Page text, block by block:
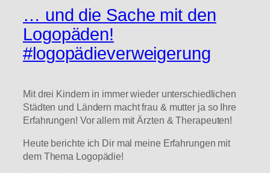
… und die Sache mit den
Logopäden!
#logopädieverweigerung
Mit drei Kindern in immer wieder unterschiedlichen
Städten und Ländern macht frau & mutter ja so Ihre
Erfahrungen! Vor allem mit Ärzten & Therapeuten!
Heute berichte ich Dir mal meine Erfahrungen mit
dem Thema Logopädie!